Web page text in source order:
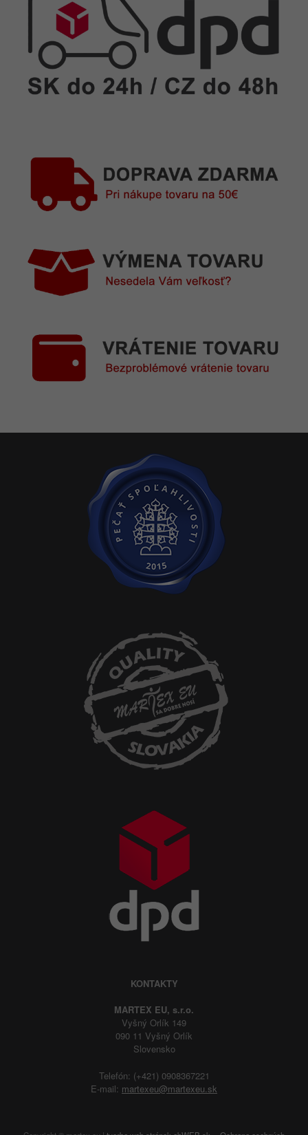
KONTAKTY
MARTEX EU, s.r.o.
Vyšný Orlík 149
090 11 Vyšný Orlík
Slovensko
Telefón: (+421) 0908367221
E-mail: martexeu@martexeu.sk